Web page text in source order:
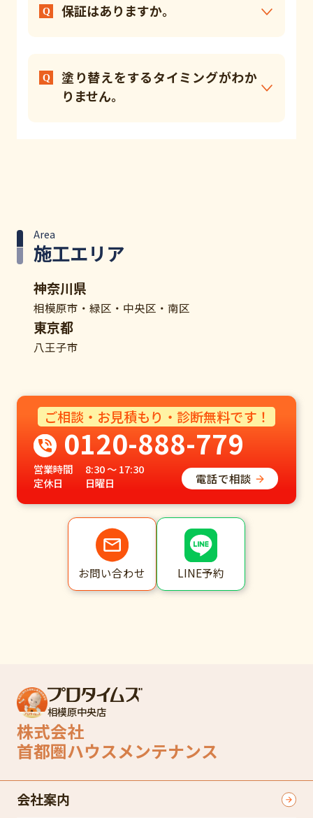
保証はありますか。
塗り替えをするタイミングがわか
りません。
施工エリア
Area
神奈川県
相模原市・緑区・中央区・南区
東京都
八王子市
ご相談・お見積もり・診断無料です！
0120-888-779
営業時間
8:30 ～ 17:30
定休日
日曜日 電話で相談
お問い合わせ LINE予約
相模原中央店
株式会社
首都圏ハウスメンテナンス
会社案内